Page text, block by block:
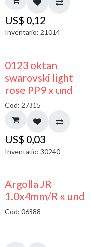
US$ 0,12
Inventario: 21014
0123 oktan
swarovski light
rose PP9 x und
Cod: 27815
US$ 0,03
Inventario: 30240
Argolla JR-
1.0x4mm/R x und
Cod: 06888